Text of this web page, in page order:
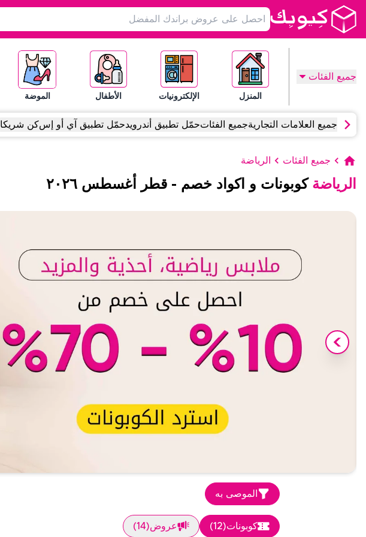
جميع الفئات
المنزل الإلكترونيات الأطفال الموضة
جميع العلامات التجاريةجميع الفئاتحمّل تطبيق أندرويدحمّل تطبيق آي أو إسكن شريكا
جميع الفئات الرياضة
الرياضة كوبونات و اكواد خصم - قطر أغسطس ٢٠٢٦
الموصى به
كوبونات(
12
) عروض(
14
)